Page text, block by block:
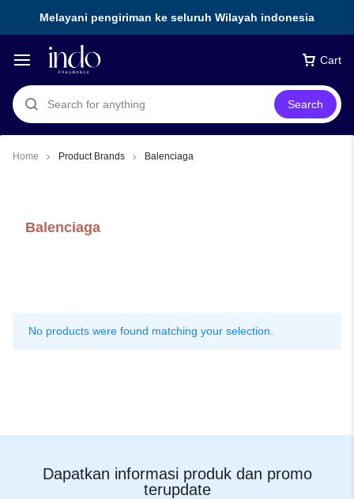
Melayani pengiriman ke seluruh Wilayah indonesia
Cart
Search
Home Product Brands Balenciaga
Balenciaga
No products were found matching your selection.
Dapatkan informasi produk dan promo
terupdate